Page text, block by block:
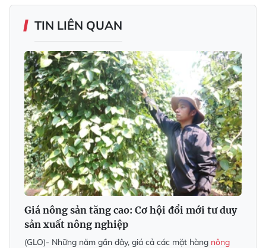
TIN LIÊN QUAN
Giá nông sản tăng cao: Cơ hội đổi mới tư duy
sản xuất nông nghiệp
(GLO)- Những năm gần đây, giá cả các mặt hàng nông